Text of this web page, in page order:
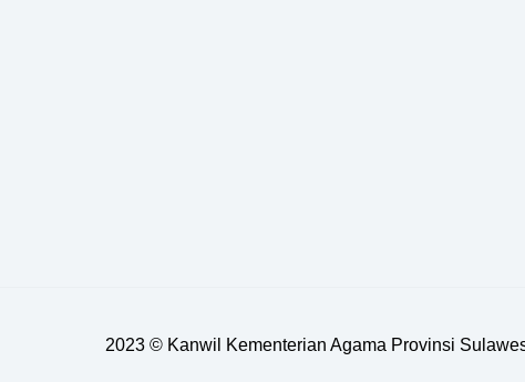
2023 © Kanwil Kementerian Agama Provinsi